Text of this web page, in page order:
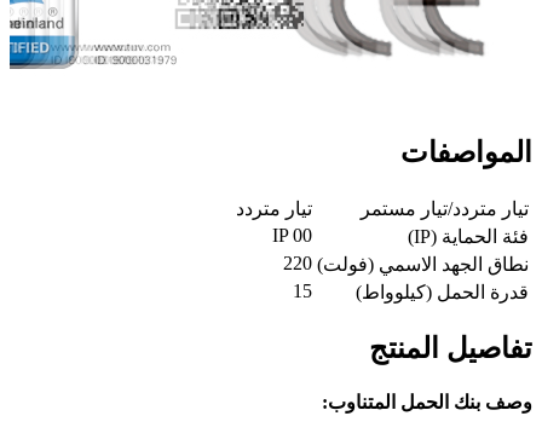
المواصفات
تيار متردد/تيار مستمر
تيار متردد
فئة الحماية (IP)
IP 00
نطاق الجهد الاسمي (فولت) 220
قدرة الحمل (كيلوواط)
15
تفاصيل المنتج
وصف بنك الحمل المتناوب: